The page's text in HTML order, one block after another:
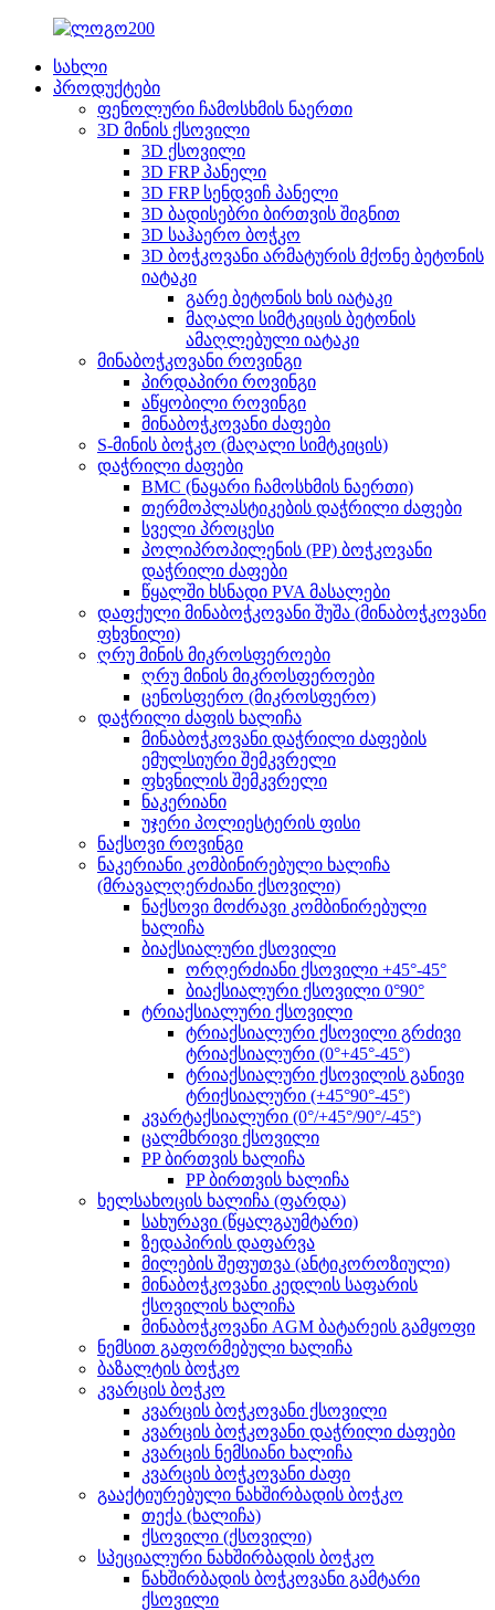
სახლი
პროდუქტები
ფენოლური ჩამოსხმის ნაერთი
3D მინის ქსოვილი
3D ქსოვილი
3D FRP პანელი
3D FRP სენდვიჩ პანელი
3D ბადისებრი ბირთვის შიგნით
3D საჰაერო ბოჭკო
3D ბოჭკოვანი არმატურის მქონე ბეტონის
იატაკი
გარე ბეტონის ხის იატაკი
მაღალი სიმტკიცის ბეტონის
ამაღლებული იატაკი
მინაბოჭკოვანი როვინგი
პირდაპირი როვინგი
აწყობილი როვინგი
მინაბოჭკოვანი ძაფები
S-მინის ბოჭკო (მაღალი სიმტკიცის)
დაჭრილი ძაფები
BMC (ნაყარი ჩამოსხმის ნაერთი)
თერმოპლასტიკების დაჭრილი ძაფები
სველი პროცესი
პოლიპროპილენის (PP) ბოჭკოვანი
დაჭრილი ძაფები
წყალში ხსნადი PVA მასალები
დაფქული მინაბოჭკოვანი შუშა (მინაბოჭკოვანი
ფხვნილი)
ღრუ მინის მიკროსფეროები
ღრუ მინის მიკროსფეროები
ცენოსფერო (მიკროსფერო)
დაჭრილი ძაფის ხალიჩა
მინაბოჭკოვანი დაჭრილი ძაფების
ემულსიური შემკვრელი
ფხვნილის შემკვრელი
ნაკერიანი
უჯერი პოლიესტერის ფისი
ნაქსოვი როვინგი
ნაკერიანი კომბინირებული ხალიჩა
(მრავალღერძიანი ქსოვილი)
ნაქსოვი მოძრავი კომბინირებული
ხალიჩა
ბიაქსიალური ქსოვილი
ორღერძიანი ქსოვილი +45°-45°
ბიაქსიალური ქსოვილი 0°90°
ტრიაქსიალური ქსოვილი
ტრიაქსიალური ქსოვილი გრძივი
ტრიაქსიალური (0°+45°-45°)
ტრიაქსიალური ქსოვილის განივი
ტრიქსიალური (+45°90°-45°)
კვარტაქსიალური (0°/+45°/90°/-45°)
ცალმხრივი ქსოვილი
PP ბირთვის ხალიჩა
PP ბირთვის ხალიჩა
ხელსახოცის ხალიჩა (ფარდა)
სახურავი (წყალგაუმტარი)
ზედაპირის დაფარვა
მილების შეფუთვა (ანტიკოროზიული)
მინაბოჭკოვანი კედლის საფარის
ქსოვილის ხალიჩა
მინაბოჭკოვანი AGM ბატარეის გამყოფი
ნემსით გაფორმებული ხალიჩა
ბაზალტის ბოჭკო
კვარცის ბოჭკო
კვარცის ბოჭკოვანი ქსოვილი
კვარცის ბოჭკოვანი დაჭრილი ძაფები
კვარცის ნემსიანი ხალიჩა
კვარცის ბოჭკოვანი ძაფი
გააქტიურებული ნახშირბადის ბოჭკო
თექა (ხალიჩა)
ქსოვილი (ქსოვილი)
სპეციალური ნახშირბადის ბოჭკო
ნახშირბადის ბოჭკოვანი გამტარი
ქსოვილი